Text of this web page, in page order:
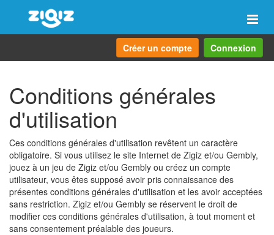
Créer un compte Connexion
Conditions générales
d'utilisation
Ces conditions générales d'utilisation revêtent un caractère
obligatoire. Si vous utilisez le site Internet de Zigiz et/ou Gembly,
jouez à un jeu de Zigiz et/ou Gembly ou créez un compte
utilisateur, vous êtes supposé avoir pris connaissance des
présentes conditions générales d'utilisation et les avoir acceptées
sans restriction. Zigiz et/ou Gembly se réservent le droit de
modifier ces conditions générales d'utilisation, à tout moment et
sans consentement préalable des joueurs.